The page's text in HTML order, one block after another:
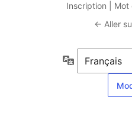
Inscription
Mot
← Aller
Langue